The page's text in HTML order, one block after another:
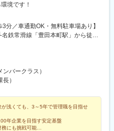
境です！
3分／車通勤OK・無料駐車場あり】
鉄常滑線「豊田本町駅」から徒歩
内分煙
バークラス）
）
が浅くても、3～5年で管理職を目指せ
年企業を目指す安定基盤
にも挑戦可能